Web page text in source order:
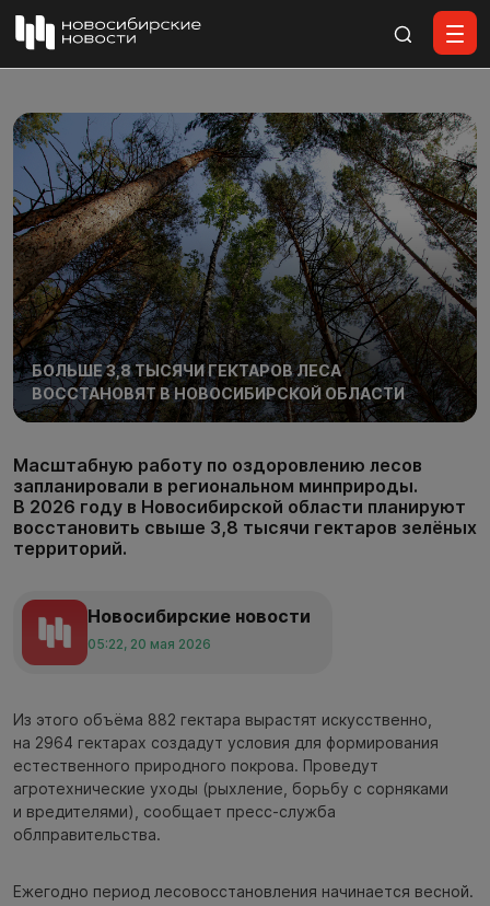
БОЛЬШЕ 3,8 ТЫСЯЧИ ГЕКТАРОВ ЛЕСА
ВОССТАНОВЯТ В НОВОСИБИРСКОЙ ОБЛАСТИ
Масштабную работу по оздоровлению лесов
запланировали в региональном минприроды.
В 2026 году в Новосибирской области планируют
восстановить свыше 3,8 тысячи гектаров зелёных
территорий.
Новосибирские новости
05:22, 20 мая 2026
Из этого объёма 882 гектара вырастят искусственно,
на 2964 гектарах создадут условия для формирования
естественного природного покрова. Проведут
агротехнические уходы (рыхление, борьбу с сорняками
и вредителями), сообщает пресс-служба
облправительства.
Ежегодно период лесовосстановления начинается весной.